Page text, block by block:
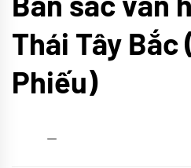
phá
Thái Tây Bắc
Phiếu)
admin